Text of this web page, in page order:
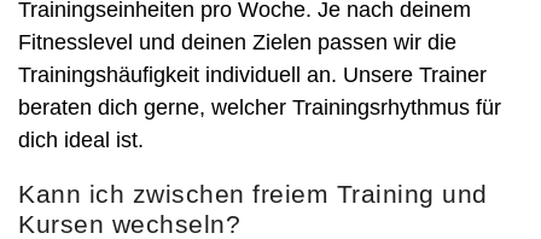
Trainingseinheiten pro Woche. Je nach deinem
Fitnesslevel und deinen Zielen passen wir die
Trainingshäufigkeit individuell an. Unsere Trainer
beraten dich gerne, welcher Trainingsrhythmus für
dich ideal ist.
Kann ich zwischen freiem Training und
Kursen wechseln?